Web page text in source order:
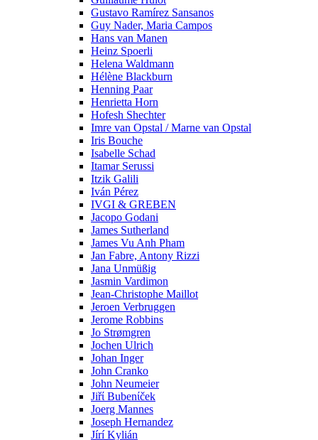
Gustavo Ramírez Sansanos
Guy Nader, Maria Campos
Hans van Manen
Heinz Spoerli
Helena Waldmann
Hélène Blackburn
Henning Paar
Henrietta Horn
Hofesh Shechter
Imre van Opstal / Marne van Opstal
Iris Bouche
Isabelle Schad
Itamar Serussi
Itzik Galili
Iván Pérez
IVGI & GREBEN
Jacopo Godani
James Sutherland
James Vu Anh Pham
Jan Fabre, Antony Rizzi
Jana Unmüßig
Jasmin Vardimon
Jean-Christophe Maillot
Jeroen Verbruggen
Jerome Robbins
Jo Strømgren
Jochen Ulrich
Johan Inger
John Cranko
John Neumeier
Jiřί Bubenίček
Joerg Mannes
Joseph Hernandez
Jírí Kylián